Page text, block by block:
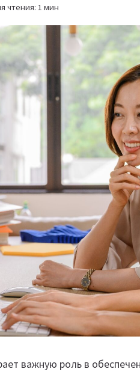
чтения: 1 мин
важную роль в